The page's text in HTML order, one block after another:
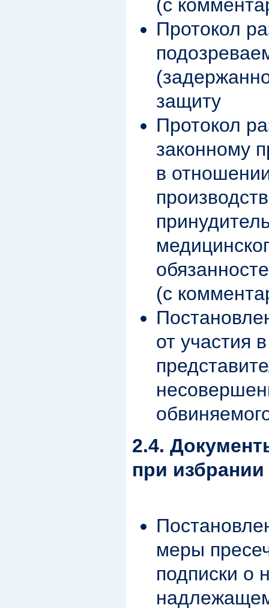
(с
Протокол
защиту
Протокол
законному
в
(с
от участия
2.4.
при
меры
подписки о